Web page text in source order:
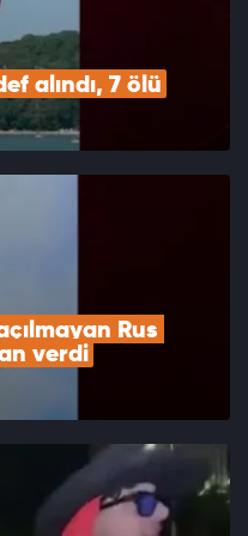
alındı, 7 ölü
Rus
verdi